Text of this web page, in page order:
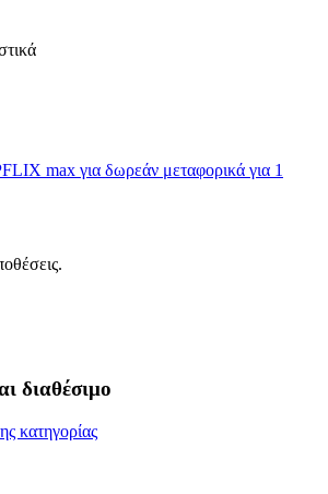
max για δωρεάν μεταφορικά για 1
διαθέσιμο
κατηγορίας